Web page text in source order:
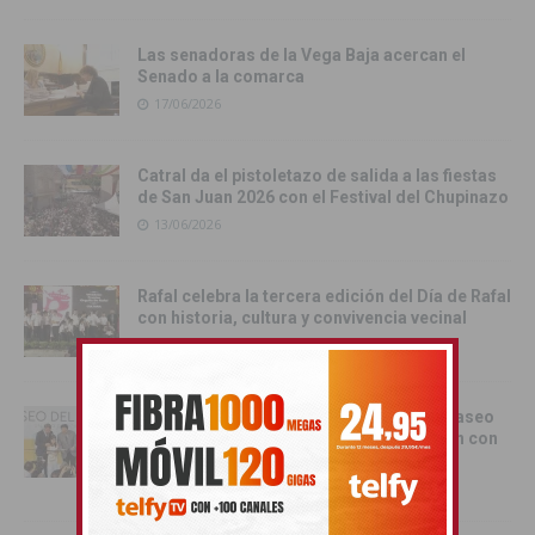
Las senadoras de la Vega Baja acercan el
Senado a la comarca
17/06/2026
Catral da el pistoletazo de salida a las fiestas
de San Juan 2026 con el Festival del Chupinazo
13/06/2026
Rafal celebra la tercera edición del Día de Rafal
con historia, cultura y convivencia vecinal
13/06/2026
Torrevieja inaugura el Centro de Ocio ‘Paseo
del Mar’ y recupera su histórica conexión con
el Mediterráneo
12/06/2026